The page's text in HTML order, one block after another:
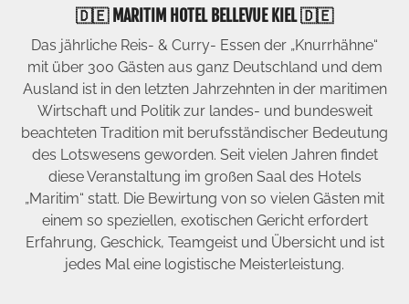
🇩🇪 MARITIM HOTEL BELLEVUE KIEL 🇩🇪
Das jährliche Reis- & Curry- Essen der „Knurrhähne“
mit über 300 Gästen aus ganz Deutschland und dem
Ausland ist in den letzten Jahrzehnten in der maritimen
Wirtschaft und Politik zur landes- und bundesweit
beachteten Tradition mit berufsständischer Bedeutung
des Lotswesens geworden. Seit vielen Jahren findet
diese Veranstaltung im großen Saal des Hotels
„Maritim“ statt. Die Bewirtung von so vielen Gästen mit
einem so speziellen, exotischen Gericht erfordert
Erfahrung, Geschick, Teamgeist und Übersicht und ist
jedes Mal eine logistische Meisterleistung.